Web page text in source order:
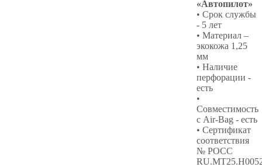
«Автопилот»
• Срок службы
- 5 лет
• Материал –
экокожа 1,25
мм
• Наличие
перфорации -
есть
•
Совместимость
с Air-Bag - есть
• Сертификат
соответствия
№ РОСС